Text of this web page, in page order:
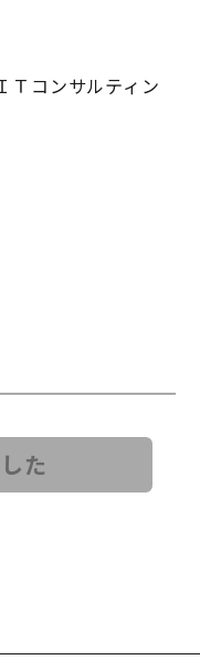
Ｔコンサルティン
た